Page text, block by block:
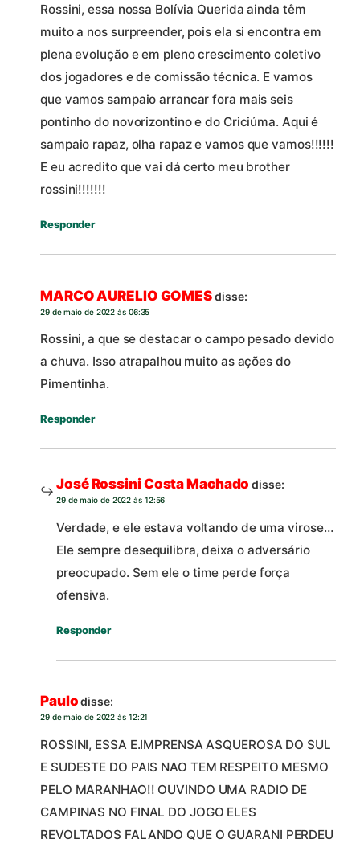
Rossini, essa nossa Bolívia Querida ainda têm
muito a nos surpreender, pois ela si encontra em
plena evolução e em pleno crescimento coletivo
dos jogadores e de comissão técnica. E vamos
que vamos sampaio arrancar fora mais seis
pontinho do novorizontino e do Criciúma. Aqui é
sampaio rapaz, olha rapaz e vamos que vamos!!!!!!
E eu acredito que vai dá certo meu brother
rossini!!!!!!!
Responder
MARCO AURELIO GOMESdisse:
29 de maio de 2022 às 06:35
Rossini, a que se destacar o campo pesado devido
a chuva. Isso atrapalhou muito as ações do
Pimentinha.
Responder
José Rossini Costa Machado disse:
29 de maio de 2022 às 12:56
Verdade, e ele estava voltando de uma virose…
Ele sempre desequilibra, deixa o adversário
preocupado. Sem ele o time perde força
ofensiva.
Responder
Paulo disse:
29 de maio de 2022 às 12:21
ROSSINI, ESSA E.IMPRENSA ASQUEROSA DO SUL
E SUDESTE DO PAIS NAO TEM RESPEITO MESMO
PELO MARANHAO!! OUVINDO UMA RADIO DE
CAMPINAS NO FINAL DO JOGO ELES
REVOLTADOS FALANDO QUE O GUARANI PERDEU